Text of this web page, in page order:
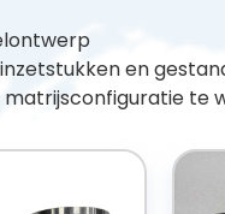
en
matrijsconfiguratie te